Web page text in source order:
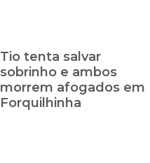
Tio tenta salvar
sobrinho e ambos
morrem afogados em
Forquilhinha